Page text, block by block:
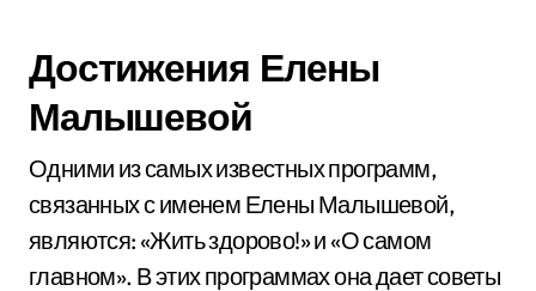
Достижения Елены
Малышевой
Одними из самых известных программ,
связанных с именем Елены Малышевой,
являются: «Жить здорово!» и «О самом
главном». В этих программах она дает советы